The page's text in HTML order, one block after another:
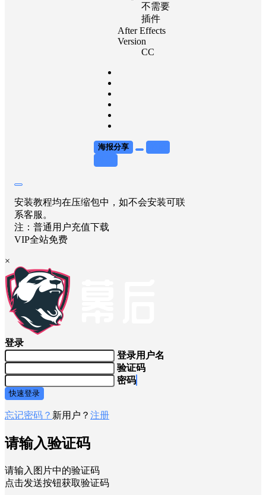
不需要
插件
After Effects
Version
CC
海报分享
安装教程均在压缩包中，如不会安装可联
系客服。
注：普通用户充值下载
VIP全站免费
×
登录
登录用户名
验证码
密码
快速登录
忘记密码？ 新用户？ 注册
请输入验证码
请输入图片中的验证码
点击发送按钮获取验证码